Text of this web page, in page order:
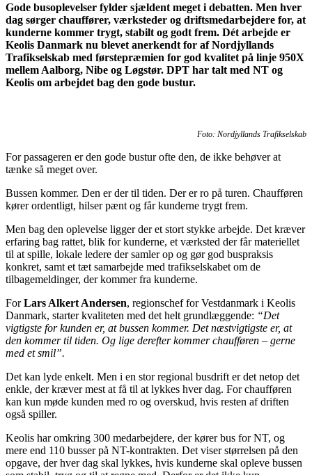
Gode busoplevelser fylder sjældent meget i debatten. Men hver
dag sørger chauffører, værksteder og driftsmedarbejdere for, at
kunderne kommer trygt, stabilt og godt frem. Dét arbejde er
Keolis Danmark nu blevet anerkendt for af Nordjyllands
Trafikselskab med førstepræmien for god kvalitet på linje 950X
mellem Aalborg, Nibe og Løgstør. DPT har talt med NT og
Keolis om arbejdet bag den gode bustur.
Foto: Nordjyllands Trafikselskab
For passageren er den gode bustur ofte den, de ikke behøver at
tænke så meget over.
Bussen kommer. Den er der til tiden. Der er ro på turen. Chaufføren
kører ordentligt, hilser pænt og får kunderne trygt frem.
Men bag den oplevelse ligger der et stort stykke arbejde. Det kræver
erfaring bag rattet, blik for kunderne, et værksted der får materiellet
til at spille, lokale ledere der samler op og gør god buspraksis
konkret, samt et tæt samarbejde med trafikselskabet om de
tilbagemeldinger, der kommer fra kunderne.
ForLars Alkert Andersen, regionschef for Vestdanmark i Keolis
Danmark, starter kvaliteten med det helt grundlæggende: “Det
vigtigste for kunden er, at bussen kommer. Det næstvigtigste er, at
den kommer til tiden. Og lige derefter kommer chaufføren – gerne
med et smil”.
Det kan lyde enkelt. Men i en stor regional busdrift er det netop det
enkle, der kræver mest at få til at lykkes hver dag. For chaufføren
kan kun møde kunden med ro og overskud, hvis resten af driften
også spiller.
Keolis har omkring 300 medarbejdere, der kører bus for NT, og
mere end 110 busser på NT-kontrakten. Det viser størrelsen på den
opgave, der hver dag skal lykkes, hvis kunderne skal opleve bussen